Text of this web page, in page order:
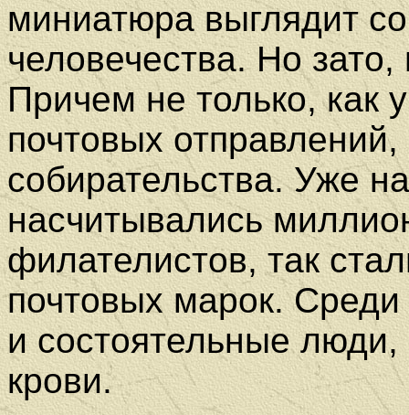
миниатюра выглядит
человечества. Но
Причем не только, как
почтовых отправлений,
собирательства. Уже
насчитывались
филателистов, так
почтовых марок.
и состоятельные люди,
крови.